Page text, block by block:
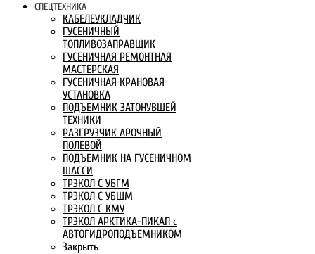
СПЕЦТЕХНИКА
КАБЕЛЕУКЛАДЧИК
ГУСЕНИЧНЫЙ
ТОПЛИВОЗАПРАВЩИК
ГУСЕНИЧНАЯ РЕМОНТНАЯ
МАСТЕРСКАЯ
ГУСЕНИЧНАЯ КРАНОВАЯ
УСТАНОВКА
ПОДЪЕМНИК ЗАТОНУВШЕЙ
ТЕХНИКИ
РАЗГРУЗЧИК АРОЧНЫЙ
ПОЛЕВОЙ
ПОДЪЕМНИК НА ГУСЕНИЧНОМ
ШАССИ
ТРЭКОЛ С УБГМ
ТРЭКОЛ С УБШМ
ТРЭКОЛ С КМУ
ТРЭКОЛ АРКТИКА-ПИКАП с
АВТОГИДРОПОДЪЕМНИКОМ
Закрыть